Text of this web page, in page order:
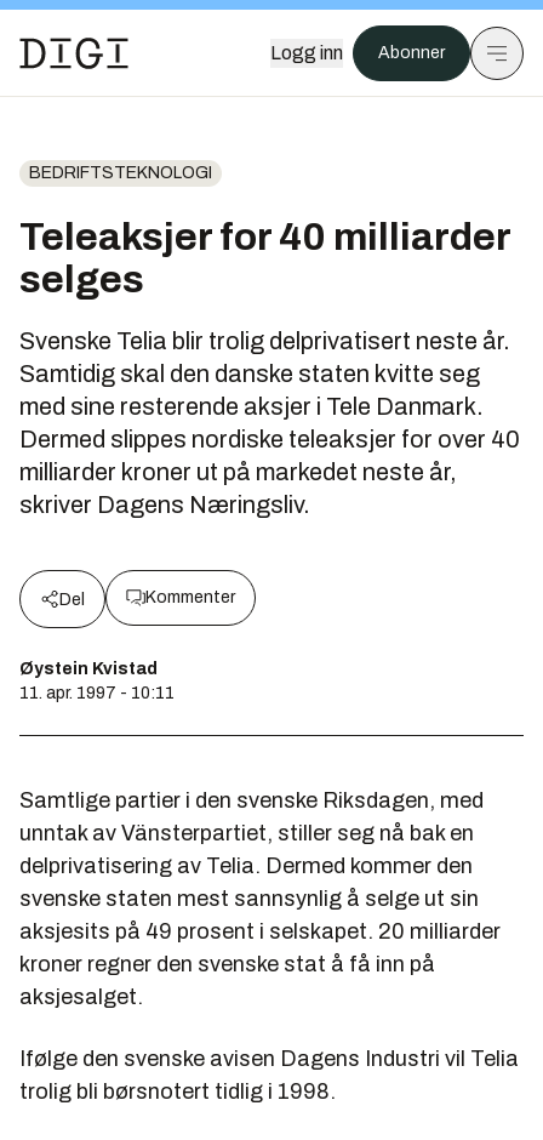
Logg inn Abonner
BEDRIFTSTEKNOLOGI
Teleaksjer for 40 milliarder
selges
Svenske Telia blir trolig delprivatisert neste år.
Samtidig skal den danske staten kvitte seg
med sine resterende aksjer i Tele Danmark.
Dermed slippes nordiske teleaksjer for over 40
milliarder kroner ut på markedet neste år,
skriver Dagens Næringsliv.
Del Kommenter
Øystein Kvistad
11. apr. 1997 - 10:11
Samtlige partier i den svenske Riksdagen, med
unntak av Vänsterpartiet, stiller seg nå bak en
delprivatisering av Telia. Dermed kommer den
svenske staten mest sannsynlig å selge ut sin
aksjesits på 49 prosent i selskapet. 20 milliarder
kroner regner den svenske stat å få inn på
aksjesalget.
Ifølge den svenske avisen Dagens Industri vil Telia
trolig bli børsnotert tidlig i 1998.